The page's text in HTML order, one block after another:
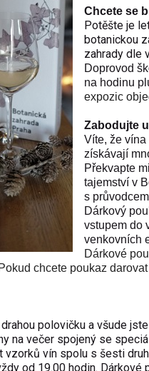
Chcete se
Potěšte je
botanickou
zahrady dle
Doprovod
na hodinu
expozic
Zabodujte
Víte, že
získávají
Překvapte
tajemství v
s
Dárkový
vstupem do
venkovních
Dárkové
chcete poukaz
polovičku a všude
na večer spojený se
vzorků vín spolu s šesti
od 19.00 hodin.